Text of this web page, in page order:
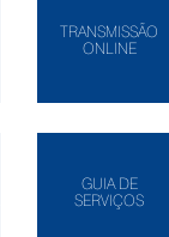
TRANSMISSÃO
ONLINE
GUIA DE
SERVIÇOS